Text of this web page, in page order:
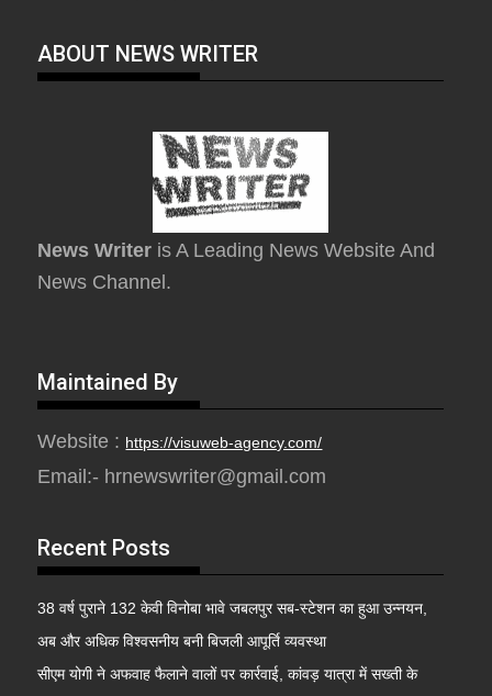
ABOUT NEWS WRITER
News Writer is A Leading News Website And
News Channel.
Maintained By
Website : https://visuweb-agency.com/
Email:- hrnewswriter@gmail.com
Recent Posts
38 वर्ष पुराने 132 केवी विनोबा भावे जबलपुर सब-स्टेशन का हुआ उन्नयन,
अब और अधिक विश्वसनीय बनी बिजली आपूर्ति व्यवस्था
सीएम योगी ने अफवाह फैलाने वालों पर कार्रवाई, कांवड़ यात्रा में सख्ती के